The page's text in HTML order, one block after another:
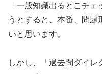
「一般知識出るとこチ
うとすると、本番、問
いと思います。
しかし、「過去問ダイ